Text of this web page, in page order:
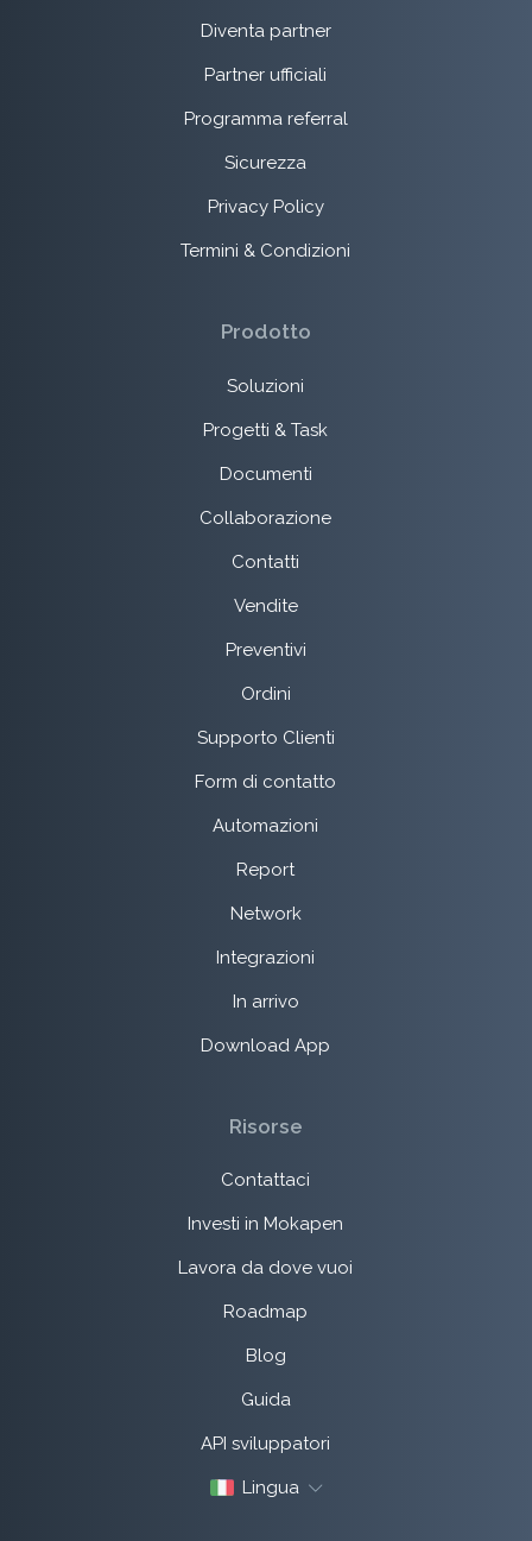
Diventa partner
Partner ufficiali
Programma referral
Sicurezza
Privacy Policy
Termini & Condizioni
Prodotto
Soluzioni
Progetti & Task
Documenti
Collaborazione
Contatti
Vendite
Preventivi
Ordini
Supporto Clienti
Form di contatto
Automazioni
Report
Network
Integrazioni
In arrivo
Download App
Risorse
Contattaci
Investi in Mokapen
Lavora da dove vuoi
Roadmap
Blog
Guida
API sviluppatori
Lingua